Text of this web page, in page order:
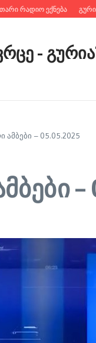
ექნება გურიის
-
ამბები – 05.05.2025
–